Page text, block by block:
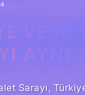
VE
AYNI
Sarayı,